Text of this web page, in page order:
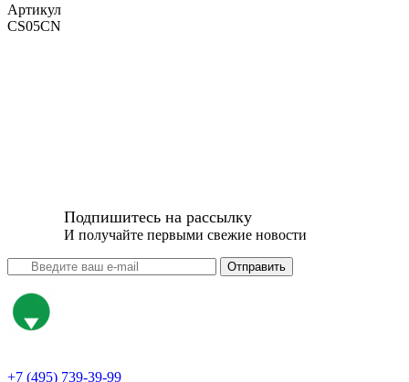
Артикул
CS05CN
Подпишитесь на рассылку
И получайте первыми свежие новости
Отправить
+7 (495) 739-39-99